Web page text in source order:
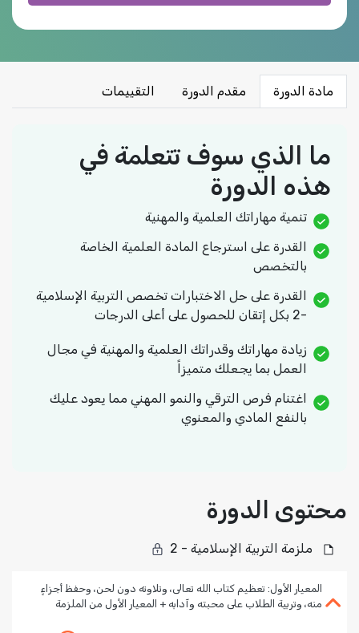
مادة الدورة مقدم الدورة التقييمات
ما الذي سوف تتعلمة في
هذه الدورة
تنمية مهاراتك العلمية والمهنية
القدرة على استرجاع المادة العلمية الخاصة
بالتخصص
القدرة على حل الاختبارات تخصص التربية الإسلامية
-2 بكل إتقان للحصول على أعلى الدرجات
زيادة مهاراتك وقدراتك العلمية والمهنية في مجال
العمل بما يجعلك متميزاً
اغتنام فرص الترقي والنمو المهني مما يعود عليك
بالنفع المادي والمعنوي
محتوى الدورة
ملزمة التربية الإسلامية - 2
المعيار الأول: تعظيم كتاب الله تعالى، وتلاوته دون لحن، وحفظ أجزاءٍ
منه، وتربية الطلاب على محبته وآدابه + المعيار الأول من الملزمة